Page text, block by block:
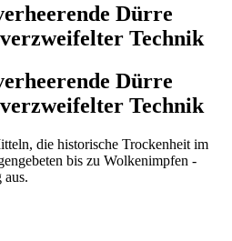
Dürre
Technik
Dürre
Technik
die historische Trockenheit im
bis zu Wolkenimpfen -